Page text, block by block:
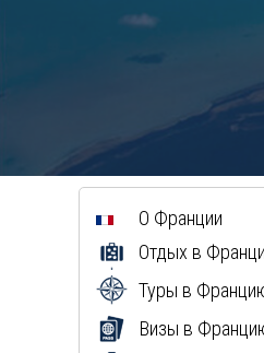
О Франции
Отдых в
Туры в
Визы в